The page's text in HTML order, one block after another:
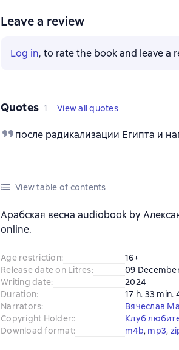
Leave a review
Log in, to rate the book and leave a
Quotes 1 View all quotes
после радикализации Египта и
View table of contents
Арабская весна audiobook by
online.
Age restriction:
16+
Release date on Litres:
09
Writing date:
2024
Duration:
17 h. 33 min.
Narrators:
Вячеслав
Copyright Holder::
Клуб
Download format: m4b, mp3,